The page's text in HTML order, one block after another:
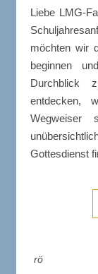
Liebe LMG-Familie, wir laden euch / Sie herzlich zum
möchten wir
beginnen
Durchblick
entdecken,
Gottesdienst
rö